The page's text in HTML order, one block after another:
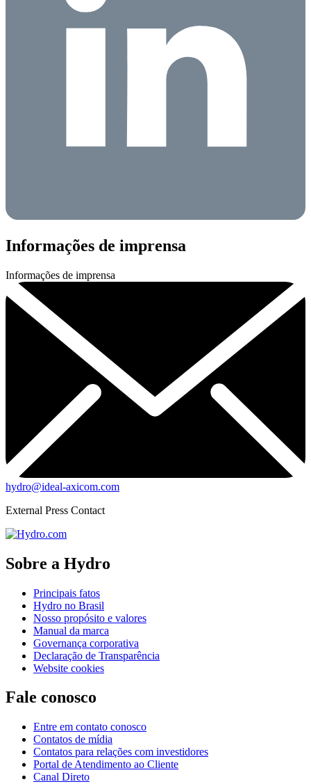
Informações de imprensa
Informações de imprensa
hydro@ideal-axicom.com
External Press Contact
Sobre a Hydro
Principais fatos
Hydro no Brasil
Nosso propósito e valores
Manual da marca
Governança corporativa
Declaração de Transparência
Website cookies
Fale conosco
Entre em contato conosco
Contatos de mídia
Contatos para relações com investidores
Portal de Atendimento ao Cliente
Canal Direto